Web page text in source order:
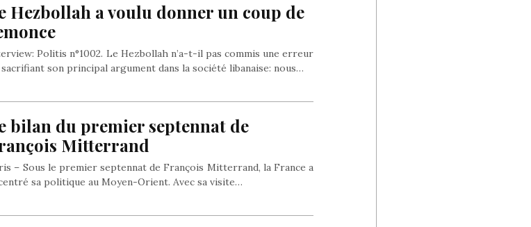
Hezbollah a voulu donner un coup de
Politis n°1002. Le Hezbollah n’a-t-il pas commis une erreur
sacrifiant son principal argument dans la société libanaise: nous…
bilan du premier septennat de
Mitterrand
– Sous le premier septennat de François Mitterrand, la France a
sa politique au Moyen-Orient. Avec sa visite…